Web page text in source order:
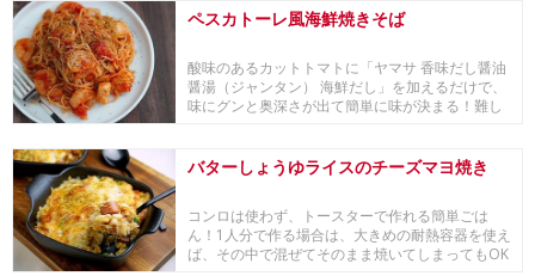
ペスカトーレ風海鮮焼きそば
酸味のあるカットトマトに「ヤマサ 香味だし醤油
醤湯（ジャンタン） 海鮮だし」を加えるだけで、
味にグンと奥深さが出て簡単に味が決まる！難し
バターしょうゆライスのチーズマヨ焼き
コンロは使わず、トースターで作れる簡単ごは
ん！1人分で作る場合は、大きめの耐熱容器を使え
ば、その中で混ぜてそのまま焼いてしまってもOK